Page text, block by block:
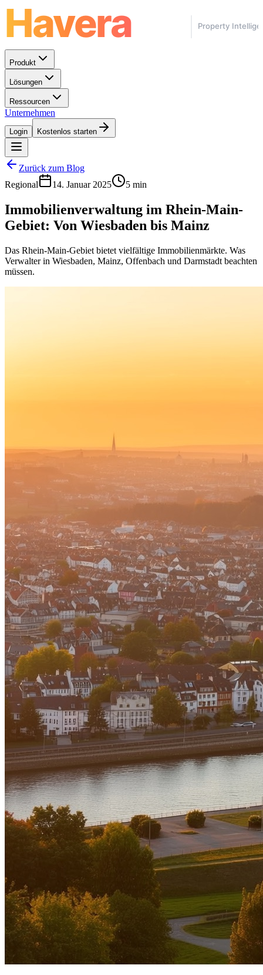
Produkt
Lösungen
Ressourcen
Unternehmen
Login Kostenlos starten
Zurück zum Blog
Regional
14. Januar 2025 5 min
Immobilienverwaltung im Rhein-Main-
Gebiet: Von Wiesbaden bis Mainz
Das Rhein-Main-Gebiet bietet vielfältige Immobilienmärkte. Was
Verwalter in Wiesbaden, Mainz, Offenbach und Darmstadt beachten
müssen.